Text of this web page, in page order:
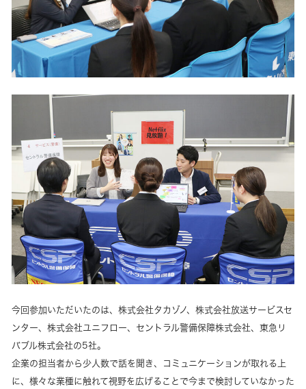
今回参加いただいたのは、株式会社タカゾノ、株式会社放送サービスセ
ンター、株式会社ユニフロー、セントラル警備保障株式会社、東急リ
バブル株式会社の5社。
企業の担当者から少人数で話を聞き、コミュニケーションが取れる上
に、様々な業種に触れて視野を広げることで今まで検討していなかった